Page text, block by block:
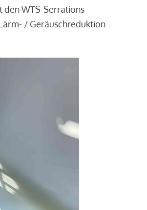
den WTS-Serrations
/ Geräuschreduktion